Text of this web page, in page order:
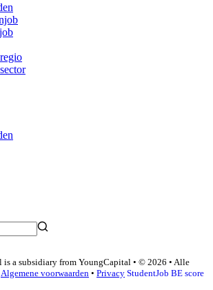
is a subsidiary from YoungCapital • © 2026 • Alle
Algemene voorwaarden • Privacy StudentJob BE score